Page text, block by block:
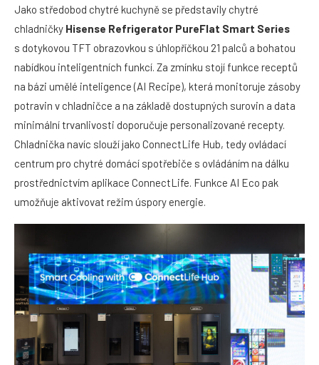
Jako středobod chytré kuchyně se představily chytré
chladničky Hisense Refrigerator PureFlat Smart Series
s dotykovou TFT obrazovkou s úhlopříčkou 21 palců a bohatou
nabídkou inteligentních funkcí. Za zmínku stojí funkce receptů
na bázi umělé inteligence (AI Recipe), která monitoruje zásoby
potravin v chladničce a na základě dostupných surovin a data
minimální trvanlivosti doporučuje personalizované recepty.
Chladnička navíc slouží jako ConnectLife Hub, tedy ovládací
centrum pro chytré domácí spotřebiče s ovládáním na dálku
prostřednictvím aplikace ConnectLife. Funkce AI Eco pak
umožňuje aktivovat režim úspory energie.